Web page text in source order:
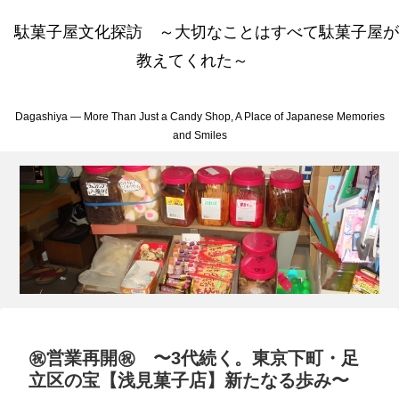
駄菓子屋文化探訪 ～大切なことはすべて駄菓子屋が
教えてくれた～
Dagashiya — More Than Just a Candy Shop, A Place of Japanese Memories
and Smiles
㊗営業再開㊗ 〜3代続く。東京下町・足
立区の宝【浅見菓子店】新たなる歩み〜